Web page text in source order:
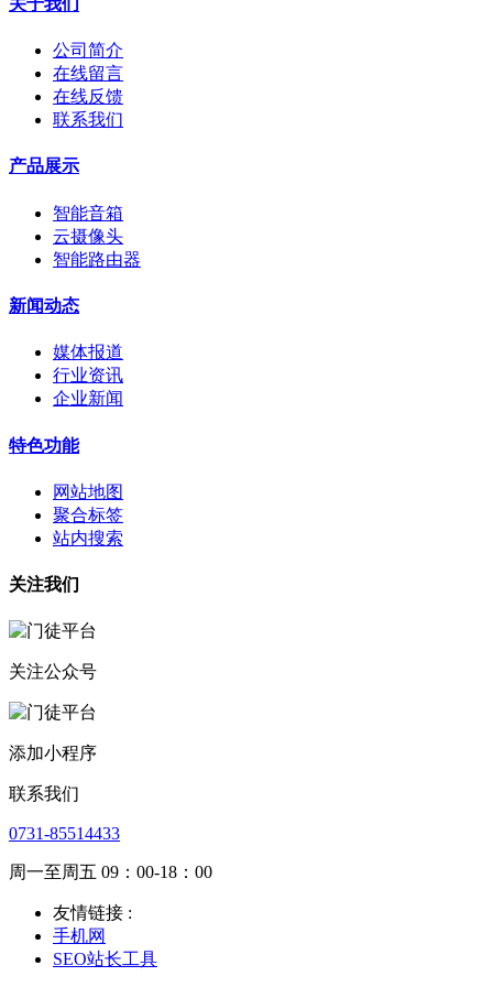
关于我们
公司简介
在线留言
在线反馈
联系我们
产品展示
智能音箱
云摄像头
智能路由器
新闻动态
媒体报道
行业资讯
企业新闻
特色功能
网站地图
聚合标签
站内搜索
关注我们
关注公众号
添加小程序
联系我们
0731-85514433
周一至周五 09：00-18：00
友情链接 :
手机网
SEO站长工具